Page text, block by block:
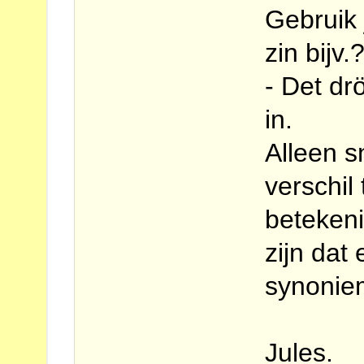
zin
- Det
in.
Alleen
verschil
zijn dat
Jules.